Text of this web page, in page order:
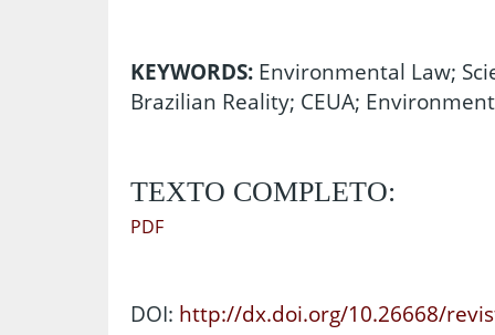
KEYWORDS: Environmental Law;
Brazilian Reality; CEUA;
TEXTO COMPLETO:
PDF
DOI: http://dx.doi.org/10.26668/